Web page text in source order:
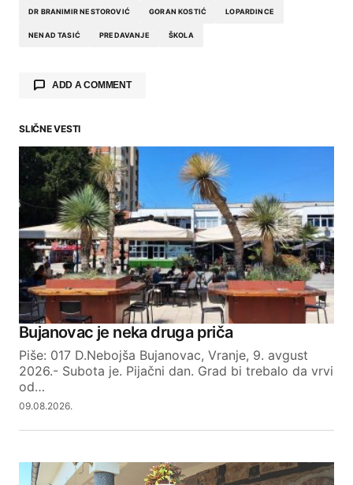
DR BRANIMIR NESTOROVIĆ GORAN KOSTIĆ LOPARDINCE
NENAD TASIĆ PREDAVANJE ŠKOLA
ADD A COMMENT
Your email address will not be published.
Required fields are marked*
Comment*
Your Name
Your E-mail
SLIČNE VESTI
Bujanovac je neka druga priča
Piše: 017 D.Nebojša Bujanovac, Vranje, 9. avgust
2026.- Subota je. Pijačni dan. Grad bi trebalo da vrvi
od…
09.08.2026.